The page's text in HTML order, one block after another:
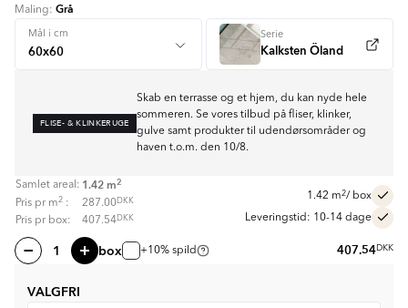
Maling: Grå
Mål i cm Serie
Kalksten Öland
FLISE- & KLINKERUGE
Skab en terrasse og et hjem, du kan nyde hele
sommeren. Se vores tilbud på fliser, klinker,
gulve samt produkter til udendørsområder og
haven t.o.m. den 10/8.
Samlet areal: 1.42 m2
Pris pr m 2 : 287.00DKK
Pris pr box: 407.54DKK
1.42 m2/ box
Leveringstid: 10-14 dage
box +10% spild 407.54DKK
VALGFRI